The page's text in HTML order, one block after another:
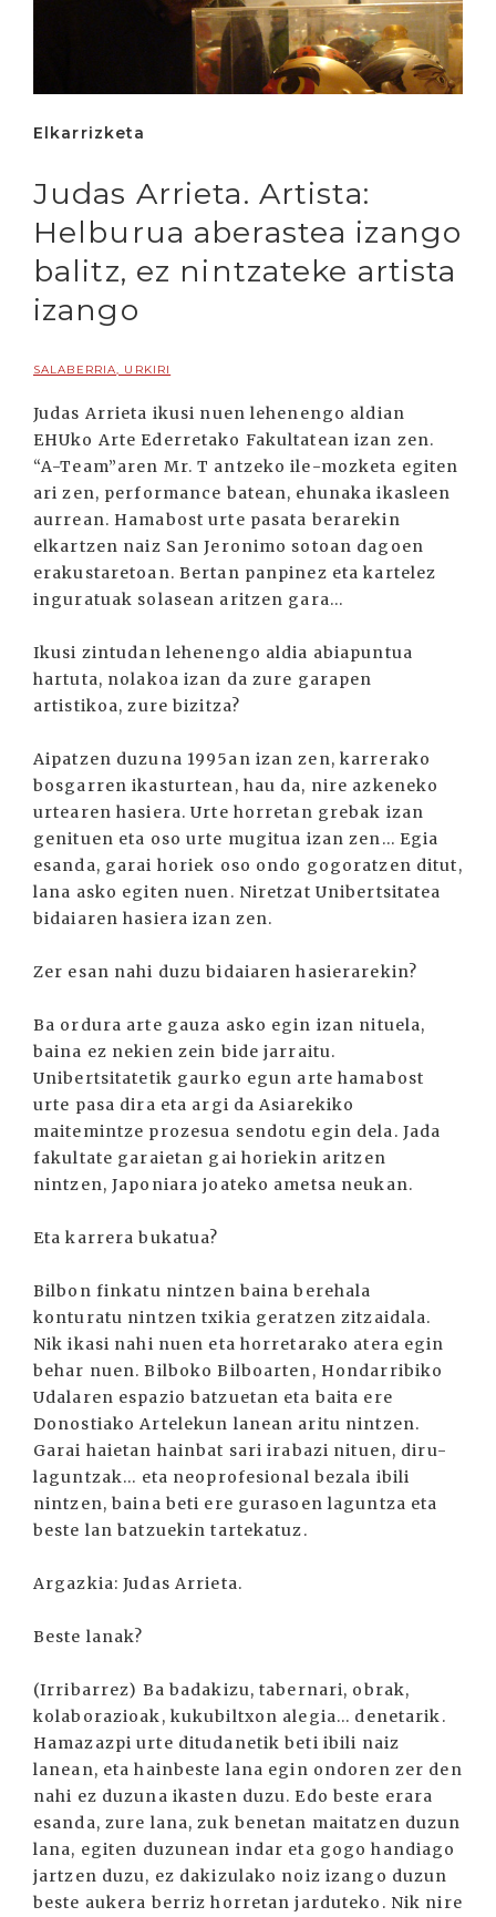
Elkarrizketa
Judas Arrieta. Artista:
Helburua aberastea izango
balitz, ez nintzateke artista
izango
SALABERRIA, URKIRI
Judas Arrieta ikusi nuen lehenengo aldian
EHUko Arte Ederretako Fakultatean izan zen.
“A-Team”aren Mr. T antzeko ile-mozketa egiten
ari zen, performance batean, ehunaka ikasleen
aurrean. Hamabost urte pasata berarekin
elkartzen naiz San Jeronimo sotoan dagoen
erakustaretoan. Bertan panpinez eta kartelez
inguratuak solasean aritzen gara...
Ikusi zintudan lehenengo aldia abiapuntua
hartuta, nolakoa izan da zure garapen
artistikoa, zure bizitza?
Aipatzen duzuna 1995an izan zen, karrerako
bosgarren ikasturtean, hau da, nire azkeneko
urtearen hasiera. Urte horretan grebak izan
genituen eta oso urte mugitua izan zen... Egia
esanda, garai horiek oso ondo gogoratzen ditut,
lana asko egiten nuen. Niretzat Unibertsitatea
bidaiaren hasiera izan zen.
Zer esan nahi duzu bidaiaren hasierarekin?
Ba ordura arte gauza asko egin izan nituela,
baina ez nekien zein bide jarraitu.
Unibertsitatetik gaurko egun arte hamabost
urte pasa dira eta argi da Asiarekiko
maitemintze prozesua sendotu egin dela. Jada
fakultate garaietan gai horiekin aritzen
nintzen, Japoniara joateko ametsa neukan.
Eta karrera bukatua?
Bilbon finkatu nintzen baina berehala
konturatu nintzen txikia geratzen zitzaidala.
Nik ikasi nahi nuen eta horretarako atera egin
behar nuen. Bilboko Bilboarten, Hondarribiko
Udalaren espazio batzuetan eta baita ere
Donostiako Artelekun lanean aritu nintzen.
Garai haietan hainbat sari irabazi nituen, diru-
laguntzak... eta neoprofesional bezala ibili
nintzen, baina beti ere gurasoen laguntza eta
beste lan batzuekin tartekatuz.
Argazkia: Judas Arrieta.
Beste lanak?
(Irribarrez) Ba badakizu, tabernari, obrak,
kolaborazioak, kukubiltxon alegia... denetarik.
Hamazazpi urte ditudanetik beti ibili naiz
lanean, eta hainbeste lana egin ondoren zer den
nahi ez duzuna ikasten duzu. Edo beste erara
esanda, zure lana, zuk benetan maitatzen duzun
lana, egiten duzunean indar eta gogo handiago
jartzen duzu, ez dakizulako noiz izango duzun
beste aukera berriz horretan jarduteko. Nik nire